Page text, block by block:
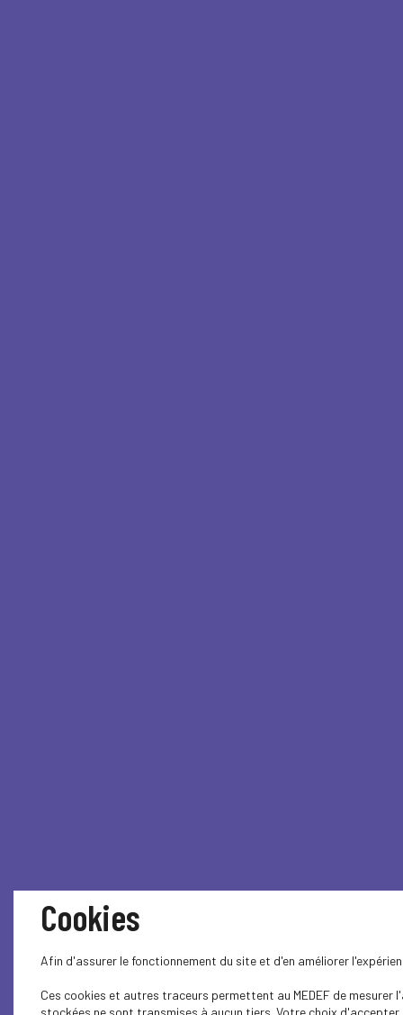
Cookies
Afin d'assurer le fonctionnement du site et d'en améliorer
Ces cookies et autres traceurs permettent au MEDEF de
stockées ne sont transmises à aucun tiers. Votre choix